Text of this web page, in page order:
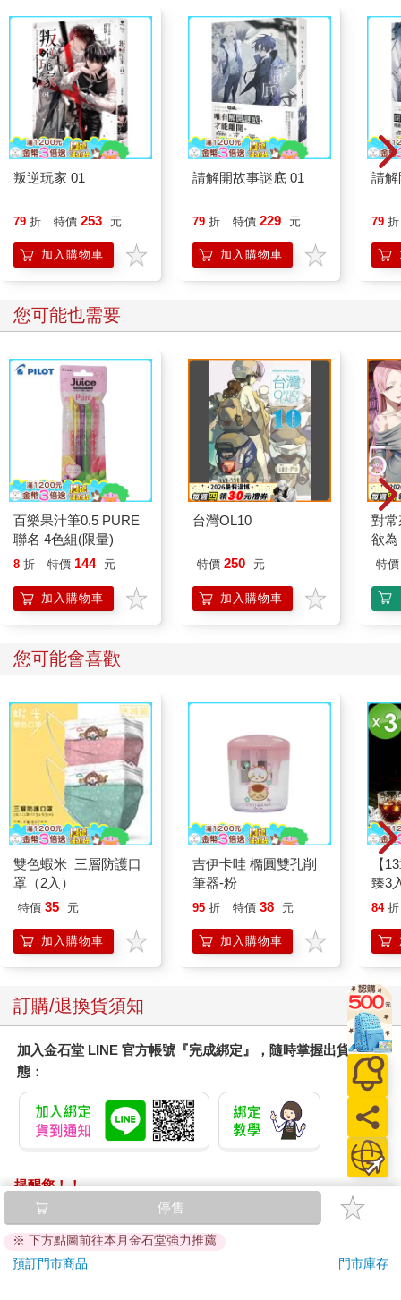
叛逆玩家 01
79 折 特價 253 元
加入購物車
請解開故事謎底 01
79 折 特價 229 元
加入購物車
請解
79 折
您可能也需要
百樂果汁筆0.5 PURE
聯名 4色組(限量)
8 折 特價 144 元
加入購物車
台灣OL10
特價 250 元
加入購物車
對
欲為
特價
您可能會喜歡
雙色蝦米_三層防護口
罩（2入）
特價 35 元
加入購物車
吉伊卡哇 橢圓雙孔削
筆器-粉
95 折 特價 38 元
加入購物車
【
臻3
84 折
訂購/退換貨須知
加入金石堂 LINE 官方帳號『完成綁定』，隨時掌握出貨動
態：
提醒您！！
金石堂及銀行均不會請您操作ATM! 如接獲電話要求您前往
ATM提款機，請不要聽從指示，以免受騙上當！
退換貨須知：
停售
※ 下方點圖前往本月金石堂強力推薦
預訂門市商品
門市庫存